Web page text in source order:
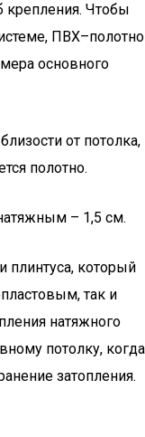
крепления. Чтобы
ПВХ–полотно
основного
от потолка,
полотно.
– 1,5 см.
который
так и
натяжного
потолку, когда
затопления.